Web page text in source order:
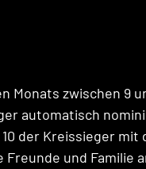
Monats zwischen 9
automatisch
der Kreissieger
und Familie